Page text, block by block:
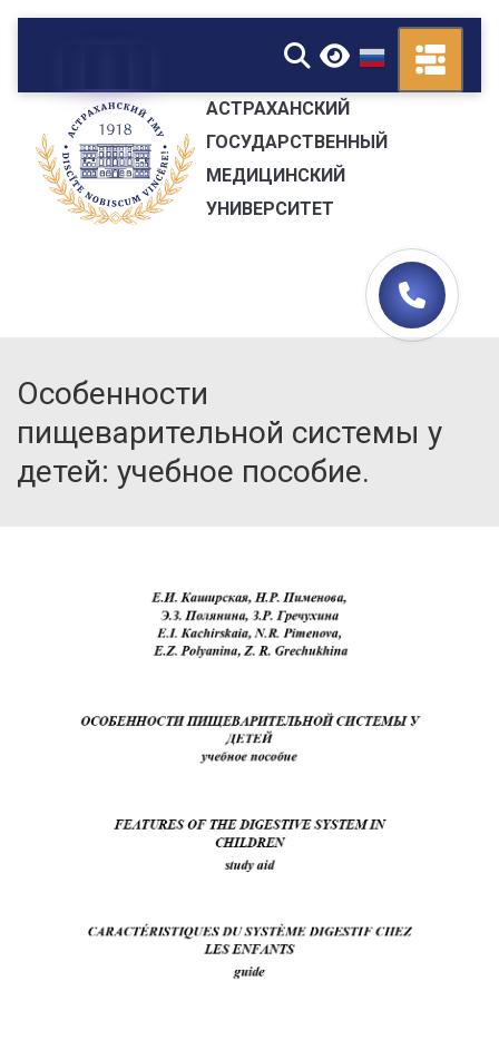
▼
АСТРАХАНСКИЙ
ГОСУДАРСТВЕННЫЙ
МЕДИЦИНСКИЙ
УНИВЕРСИТЕТ
Особенности
пищеварительной системы у
детей: учебное пособие.